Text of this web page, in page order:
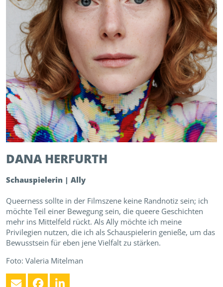
DANA HERFURTH
Schauspielerin | Ally
Queerness sollte in der Filmszene keine Randnotiz sein; ich
möchte Teil einer Bewegung sein, die queere Geschichten
mehr ins Mittelfeld rückt. Als Ally möchte ich meine
Privilegien nutzen, die ich als Schauspielerin genieße, um das
Bewusstsein für eben jene Vielfalt zu stärken.
Foto: Valeria Mitelman